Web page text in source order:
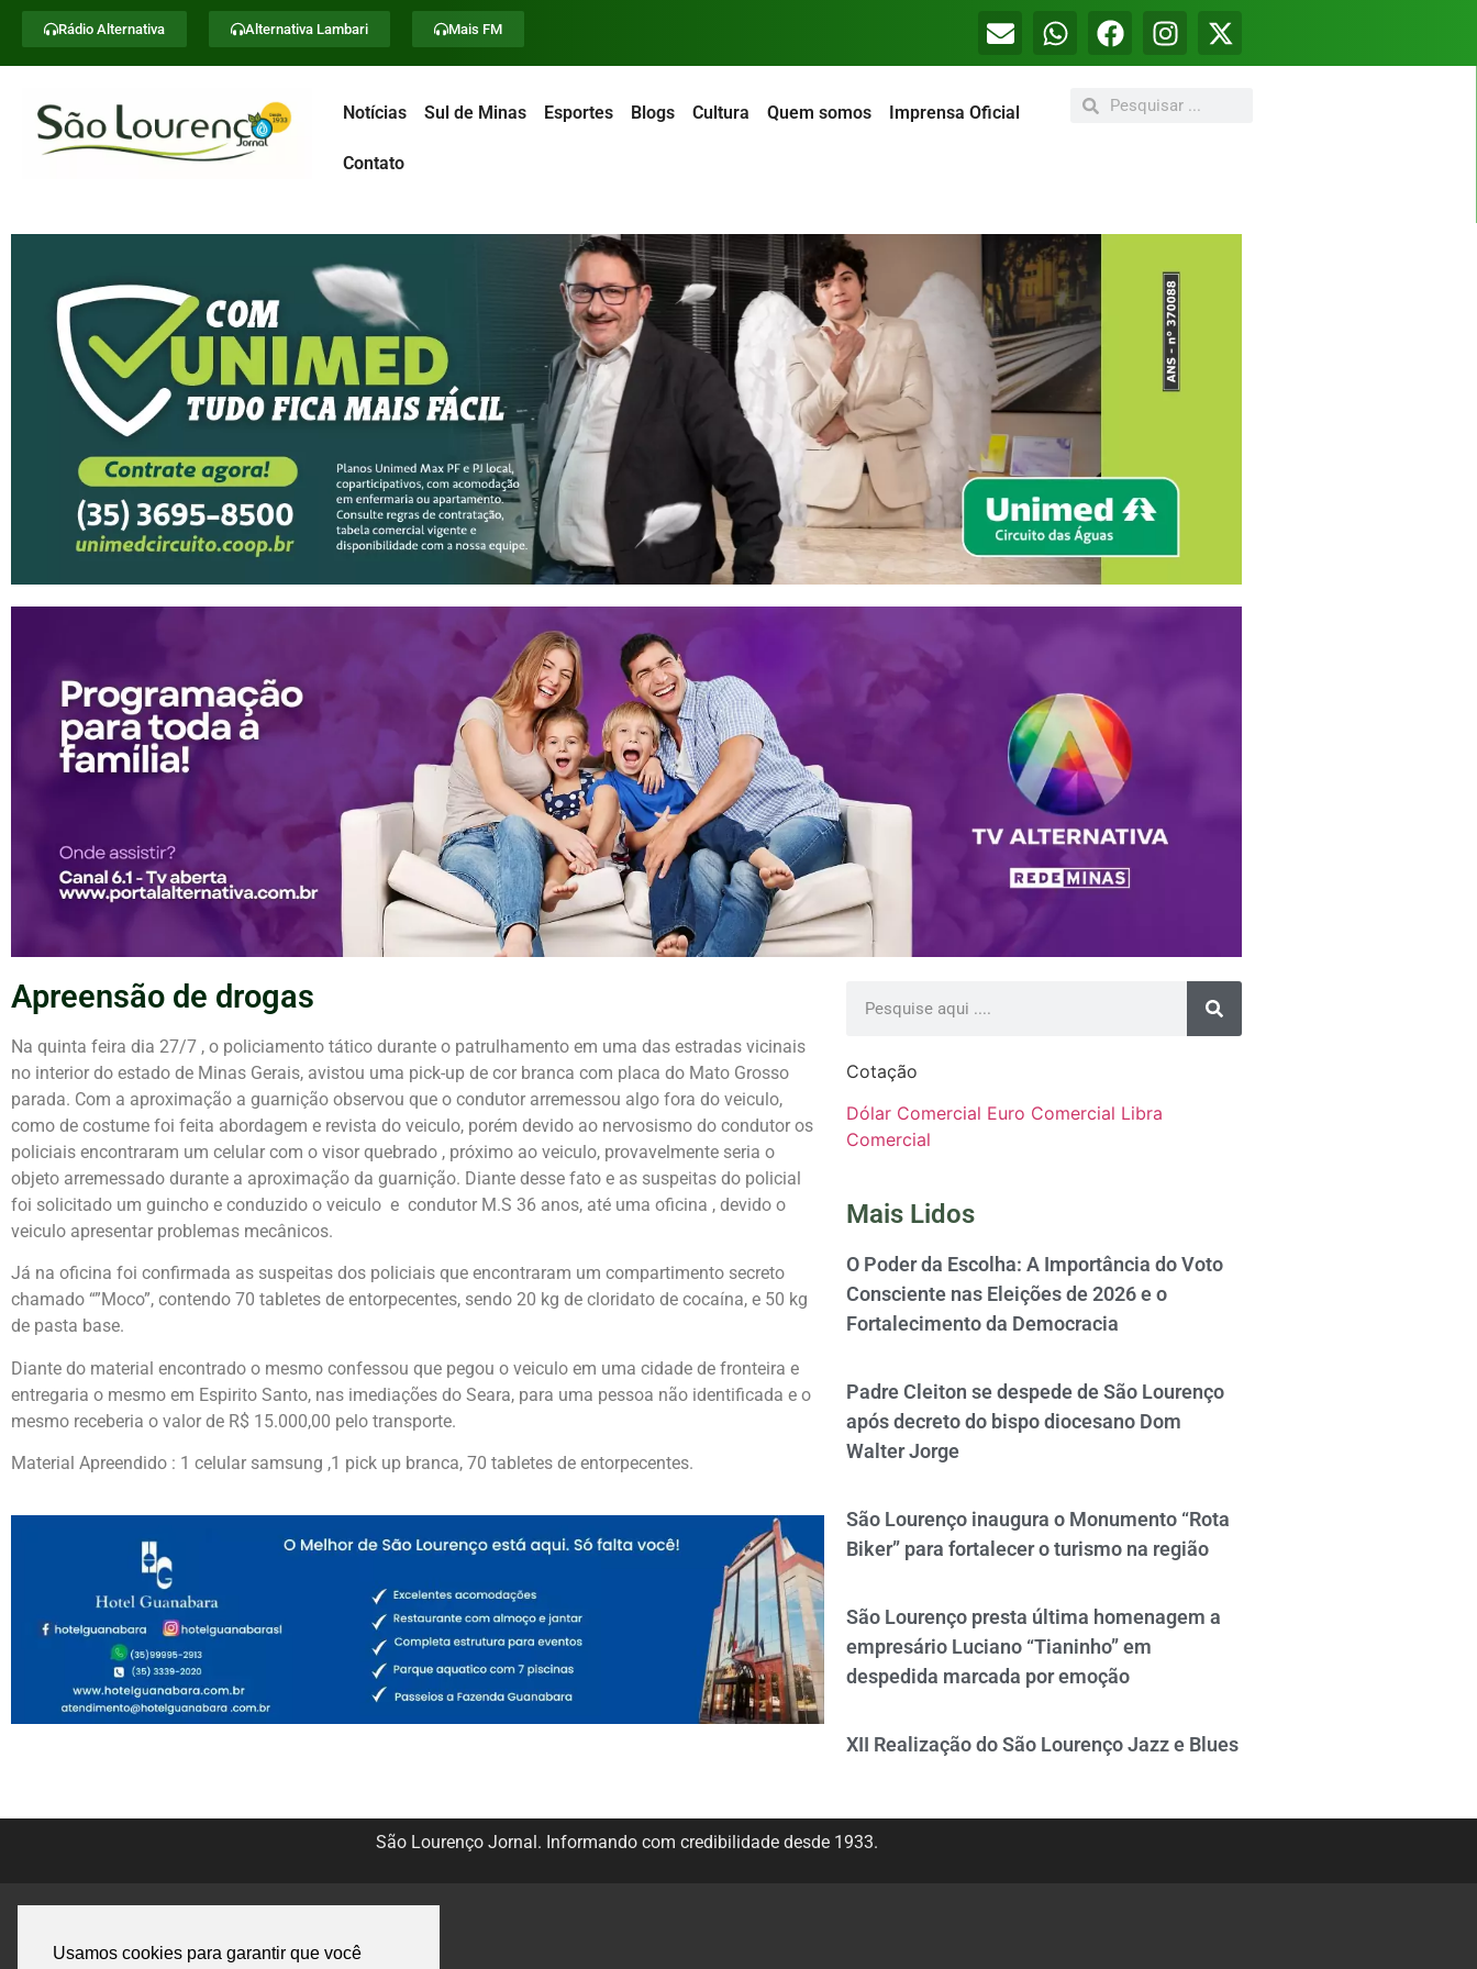
Usamos cookies para garantir que você
Rádio Alternativa Alternativa Lambari Mais FM
Notícias Sul de Minas Esportes Blogs Cultura Quem somos Imprensa Oficial
Contato
Apreensão de drogas
Na quinta feira dia 27/7 , o policiamento tático durante o patrulhamento em uma das estradas vicinais
no interior do estado de Minas Gerais, avistou uma pick-up de cor branca com placa do Mato Grosso
parada. Com a aproximação a guarnição observou que o condutor arremessou algo fora do veiculo,
como de costume foi feita abordagem e revista do veiculo, porém devido ao nervosismo do condutor os
policiais encontraram um celular com o visor quebrado , próximo ao veiculo, provavelmente seria o
objeto arremessado durante a aproximação da guarnição. Diante desse fato e as suspeitas do policial
foi solicitado um guincho e conduzido o veiculo e condutor M.S 36 anos, até uma oficina , devido o
veiculo apresentar problemas mecânicos.
Já na oficina foi confirmada as suspeitas dos policiais que encontraram um compartimento secreto
chamado “”Moco”, contendo 70 tabletes de entorpecentes, sendo 20 kg de cloridato de cocaína, e 50 kg
de pasta base.
Diante do material encontrado o mesmo confessou que pegou o veiculo em uma cidade de fronteira e
entregaria o mesmo em Espirito Santo, nas imediações do Seara, para uma pessoa não identificada e o
mesmo receberia o valor de R$ 15.000,00 pelo transporte.
Material Apreendido : 1 celular samsung ,1 pick up branca, 70 tabletes de entorpecentes.
Cotação
Dólar Comercial Euro Comercial Libra
Comercial
Mais Lidos
O Poder da Escolha: A Importância do Voto
Consciente nas Eleições de 2026 e o
Fortalecimento da Democracia
Padre Cleiton se despede de São Lourenço
após decreto do bispo diocesano Dom
Walter Jorge
São Lourenço inaugura o Monumento “Rota
Biker” para fortalecer o turismo na região
São Lourenço presta última homenagem a
empresário Luciano “Tianinho” em
despedida marcada por emoção
XII Realização do São Lourenço Jazz e Blues
São Lourenço Jornal. Informando com credibilidade desde 1933.